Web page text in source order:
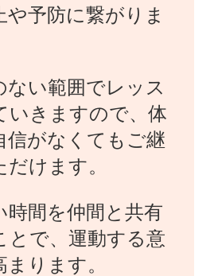
や予防に繋がりま
ない範囲でレッス
いきますので、体
信がなくてもご継
だけます。
時間を仲間と共有
とで、運動する意
まります。